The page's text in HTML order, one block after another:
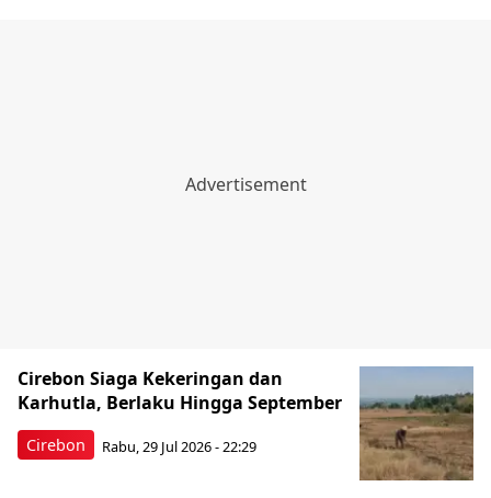
Cirebon
Cirebon Siaga Kekeringan dan
Karhutla, Berlaku Hingga September
Rabu, 29 Jul 2026 - 22:29